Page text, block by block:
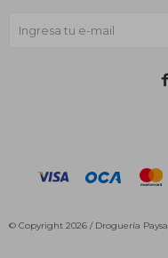

© Copyright 2026 / Droguería